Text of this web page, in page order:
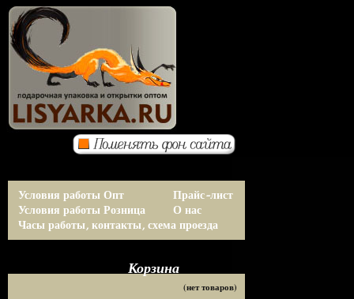
Условия работы Опт
Условия работы Розница
Прайс-лист
О нас
Часы работы, контакты, схема проезда
Корзина
(нет товаров)